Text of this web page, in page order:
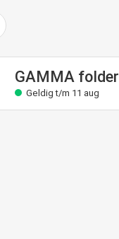
GAMMA folder
Geldig t/m 11 aug